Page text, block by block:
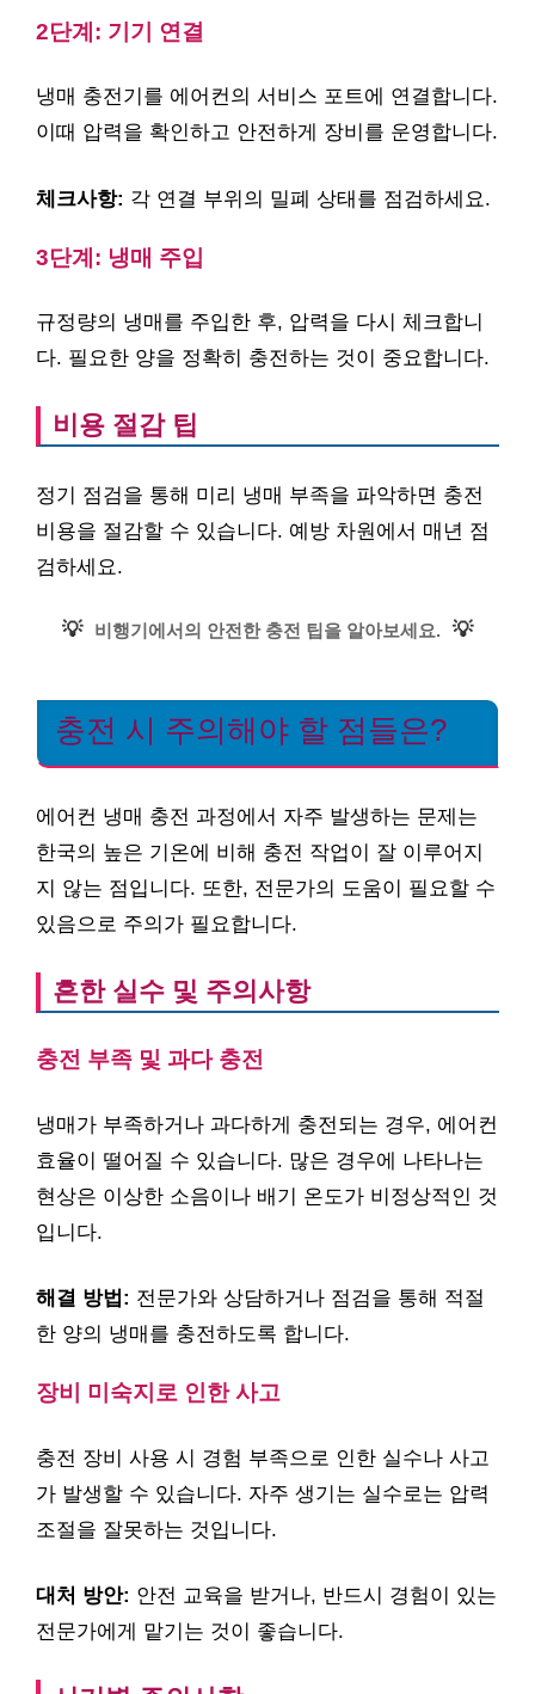
2단계: 기기 연결
냉매 충전기를 에어컨의 서비스 포트에 연결합니다.
이때 압력을 확인하고 안전하게 장비를 운영합니다.
체크사항: 각 연결 부위의 밀폐 상태를 점검하세요.
3단계: 냉매 주입
규정량의 냉매를 주입한 후, 압력을 다시 체크합니
다. 필요한 양을 정확히 충전하는 것이 중요합니다.
비용 절감 팁
정기 점검을 통해 미리 냉매 부족을 파악하면 충전
비용을 절감할 수 있습니다. 예방 차원에서 매년 점
검하세요.
💡 비행기에서의 안전한 충전 팁을 알아보세요. 💡
충전 시 주의해야 할 점들은?
에어컨 냉매 충전 과정에서 자주 발생하는 문제는
한국의 높은 기온에 비해 충전 작업이 잘 이루어지
지 않는 점입니다. 또한, 전문가의 도움이 필요할 수
있음으로 주의가 필요합니다.
흔한 실수 및 주의사항
충전 부족 및 과다 충전
냉매가 부족하거나 과다하게 충전되는 경우, 에어컨
효율이 떨어질 수 있습니다. 많은 경우에 나타나는
현상은 이상한 소음이나 배기 온도가 비정상적인 것
입니다.
해결 방법: 전문가와 상담하거나 점검을 통해 적절
한 양의 냉매를 충전하도록 합니다.
장비 미숙지로 인한 사고
충전 장비 사용 시 경험 부족으로 인한 실수나 사고
가 발생할 수 있습니다. 자주 생기는 실수로는 압력
조절을 잘못하는 것입니다.
대처 방안: 안전 교육을 받거나, 반드시 경험이 있는
전문가에게 맡기는 것이 좋습니다.